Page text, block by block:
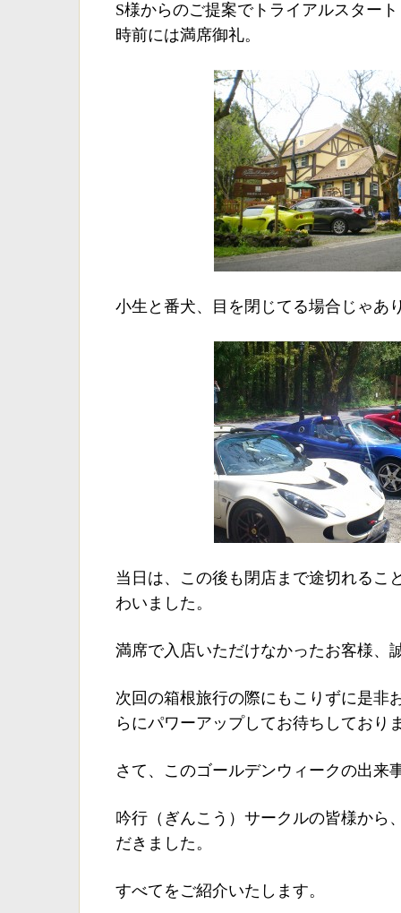
S様からのご提案でトライアルスター
時前には満席御礼。
小生と番犬、目を閉じてる場合じゃあ
当日は、この後も閉店まで途切れるこ
わいました。
満席で入店いただけなかったお客様、
次回の箱根旅行の際にもこりずに是非
らにパワーアップしてお待ちしており
さて、このゴールデンウィークの出来
吟行（ぎんこう）サークルの皆様から
だきました。
すべてをご紹介いたします。